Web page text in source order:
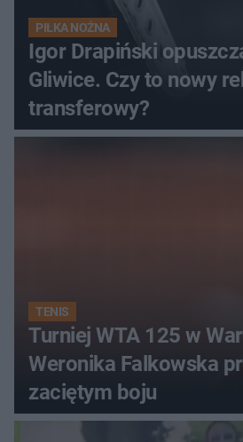
PIŁKA NOŻNA
Igor Drapiński
Gliwice. Czy to nowy
transferowy?
TENIS
Turniej WTA 125 w
Weronika Falkowska
zaciętym boju